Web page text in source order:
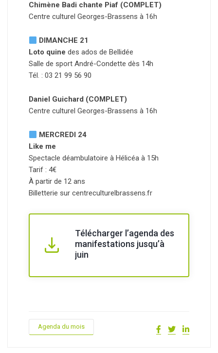
Chimène Badi chante Piaf (COMPLET)
Centre culturel Georges-Brassens à 16h
DIMANCHE 21
Loto quine des ados de Bellidée
Salle de sport André-Condette dès 14h
Tél. : 03 21 99 56 90
Daniel Guichard (COMPLET)
Centre culturel Georges-Brassens à 16h
MERCREDI 24
Like me
Spectacle déambulatoire à Hélicéa à 15h
Tarif : 4€
À partir de 12 ans
Billetterie sur centreculturelbrassens.fr
Télécharger l’agenda des
manifestations jusqu’à
juin
Agenda du mois